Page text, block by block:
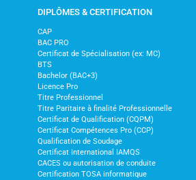
DIPLÔMES & CERTIFICATION
CAP
BAC PRO
Certificat de Spécialisation (ex: MC)
BTS
Bachelor (BAC+3)
Licence Pro
Titre Professionnel
Titre Paritaire à finalité Professionnelle
Certificat de Qualification (CQPM)
Certificat Compétences Pro (CCP)
Qualification de Soudage
Certificat International IAMQS
CACES ou autorisation de conduite
Certification TOSA informatique